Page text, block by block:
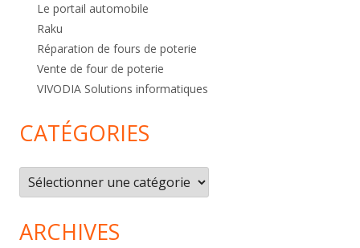
Le portail automobile
Raku
Réparation de fours de poterie
Vente de four de poterie
VIVODIA Solutions informatiques
CATÉGORIES
Catégories
ARCHIVES